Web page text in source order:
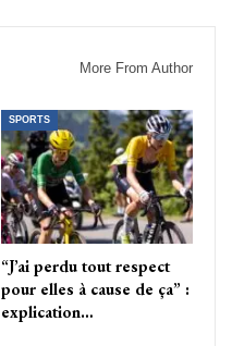
More From Author
SPORTS
“J’ai perdu tout respect
pour elles à cause de ça” :
explication…